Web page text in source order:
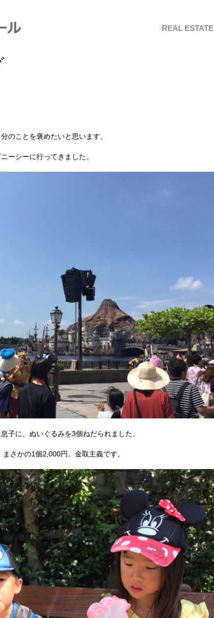
REAL ESTATE
のことを褒めたいと思います。
ーシーに行ってきました。
子に、ぬいぐるみを3個ねだられました。
さかの1個2,000円。金取主義です。